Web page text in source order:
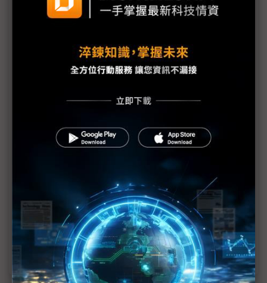
雲端GPU需求旺盛 GMI Cloud看好AI代理需求發酵
2025十大科技趨勢預測 企業AI代理發展可期
微軟Copilot Studio再升級 11月開放預覽AI代理自
埃森哲攜手NVIDIA 3萬名人員助力推AI代理
OpenAI開發者大會登場 看好AI代理2025年成主流
黃仁勳：AI代理機會龐大 AI產業邁入「飛輪區」